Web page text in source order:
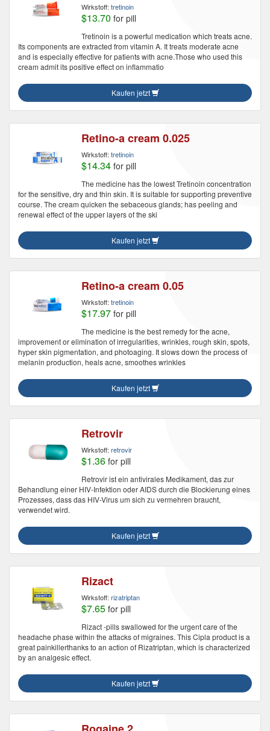
Wirkstoff: tretinoin
$13.70 for pill
Tretinoin is a powerful medication which treats acne.
Its components are extracted from vitamin A. It treats moderate acne
and is especially effective for patients with acne.Those who used this
cream admit its positive effect on inflammatio
Kaufen jetzt
Retino-a cream 0.025
Wirkstoff: tretinoin
$14.34 for pill
The medicine has the lowest Tretinoin concentration
for the sensitive, dry and thin skin. It is suitable for supporting preventive
course. The cream quicken the sebaceous glands; has peeling and
renewal effect of the upper layers of the ski
Kaufen jetzt
Retino-a cream 0.05
Wirkstoff: tretinoin
$17.97 for pill
The medicine is the best remedy for the acne,
improvement or elimination of irregularities, wrinkles, rough skin, spots,
hyper skin pigmentation, and photoaging. It slows down the process of
melanin production, heals acne, smoothes wrinkles
Kaufen jetzt
Retrovir
Wirkstoff: retrovir
$1.36 for pill
Retrovir ist ein antivirales Medikament, das zur
Behandlung einer HIV-Infektion oder AIDS durch die Blockierung eines
Prozesses, dass das HIV-Virus um sich zu vermehren braucht,
verwendet wird.
Kaufen jetzt
Rizact
Wirkstoff: rizatriptan
$7.65 for pill
Rizact -pills swallowed for the urgent care of the
headache phase within the attacks of migraines. This Cipla product is a
great painkillerthanks to an action of Rizatriptan, which is characterized
by an analgesic effect.
Kaufen jetzt